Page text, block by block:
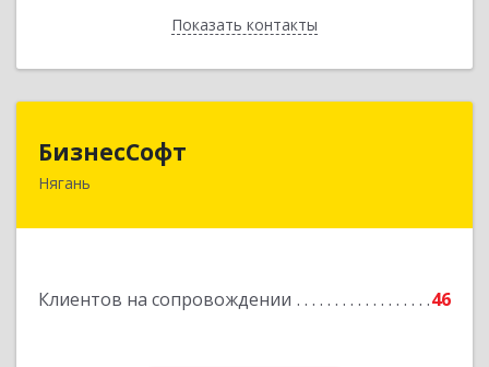
Показать контакты
Назад
БизнесСофт
Нягань
Клиентов на сопровождении 46
628181, Ханты-Мансийский Автономный округ